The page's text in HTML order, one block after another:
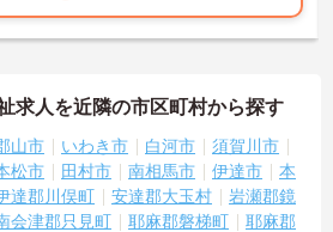
求人を近隣の市区町村から探す
山市 いわき市 白河市
須賀川市
松市 田村市 南相馬市 伊達市
本
達郡川俣町 安達郡大玉村
岩瀬郡鏡
会津郡只見町 耶麻郡磐梯町
耶麻郡